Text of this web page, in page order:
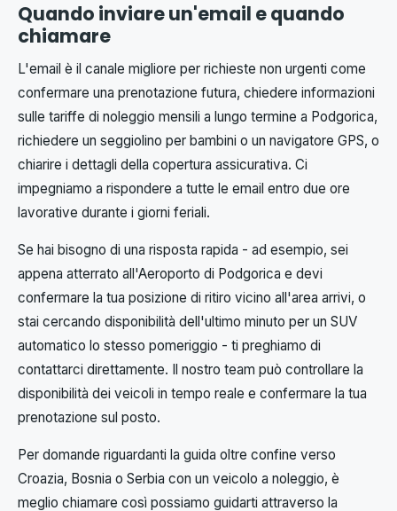
Quando inviare un'email e quando
chiamare
L'email è il canale migliore per richieste non urgenti come
confermare una prenotazione futura, chiedere informazioni
sulle tariffe di noleggio mensili a lungo termine a Podgorica,
richiedere un seggiolino per bambini o un navigatore GPS, o
chiarire i dettagli della copertura assicurativa. Ci
impegniamo a rispondere a tutte le email entro due ore
lavorative durante i giorni feriali.
Se hai bisogno di una risposta rapida - ad esempio, sei
appena atterrato all'Aeroporto di Podgorica e devi
confermare la tua posizione di ritiro vicino all'area arrivi, o
stai cercando disponibilità dell'ultimo minuto per un SUV
automatico lo stesso pomeriggio - ti preghiamo di
contattarci direttamente. Il nostro team può controllare la
disponibilità dei veicoli in tempo reale e confermare la tua
prenotazione sul posto.
Per domande riguardanti la guida oltre confine verso
Croazia, Bosnia o Serbia con un veicolo a noleggio, è
meglio chiamare così possiamo guidarti attraverso la